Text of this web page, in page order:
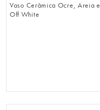
Vaso Cerâmica Ocre, Areia e
Off White